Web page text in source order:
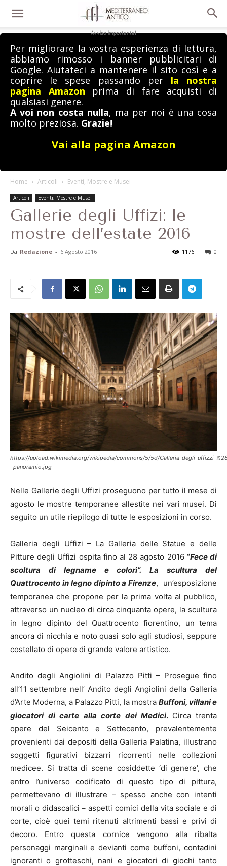
Avviso importante!
Per migliorare la vostra esperienza di lettura,
abbiamo rimosso i banner pubblicitari di
Google. Aiutateci a mantenere il sito così e a
coprire le spese passando per la nostra
pagina Amazon prima di fare acquisti di
qualsiasi genere.
A voi non costa nulla, ma per noi è una cosa
molto preziosa. Grazie!
Vai alla pagina Amazon
Home Articoli Eventi, Mostre e Musei
Articoli Eventi, Mostre e Musei
Gallerie degli Uffizi: le
mostre dell’estate 2016
Da Redazione - 6 Agosto 2016 0
1176
https://upload.wikimedia.org/wikipedia/commons/5/5d/
_panoramio.jpg
Nelle Gallerie degli Uffizi proseguono per tutto il mese di
agosto le mostre temporanee allestite nei vari musei. Di
seguito un utile riepilogo di tutte le esposizioni in corso.
Galleria degli Uffizi – La Galleria delle Statue e delle
Pitture degli Uffizi ospita fino al 28 agosto 2016 “Fece di
scoltura di legname e colorì”.
La scultura del
Quattrocento in legno dipinto a Firenze, un’esposizione
temporanea che propone per la prima volta al pubblico,
attraverso un nucleo di circa cinquanta opere, la scultura
in legno dipinto del Quattrocento fiorentino, un tema
ancora di nicchia e noto quasi solo agli studiosi, seppure
costellato di opere di grande valore artistico.
Andito degli Angiolini di Palazzo Pitti – Prosegue fino
all’11 settembre nell’ Andito degli Angiolini della Galleria
d’Arte Moderna, a Palazzo Pitti, la mostra Buffoni, villani e
giocatori di carte alla corte dei Medici. Circa trenta
opere del Seicento e Settecento, prevalentemente
provenienti dai depositi della Galleria Palatina, illustrano
soggetti figurativi bizzarri ricorrenti nelle collezioni
medicee. Si tratta di scene cosiddette ‘di genere’, che
entro l’universo codificato di questo tipo di pittura,
permettevano di illustrare – spesso anche con intenti
morali o didascalici – aspetti comici della vita sociale e di
corte, cioè quei temi ritenuti altrimenti bassi e privi di
decoro. Entro questa cornice vengono alla ribalta
personaggi marginali e devianti come buffoni, contadini
ignoranti o grotteschi, nani e giocatori di giochi tanto